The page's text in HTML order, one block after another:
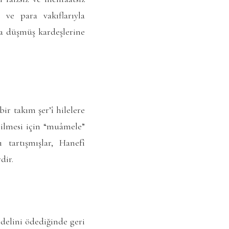
para vakıflarıyla
düşmüş kardeşlerine
takım şer’î hilelere
için “muâmele”
Hanefî
ödediğinde geri